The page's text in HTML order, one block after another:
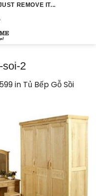
REMOVE IT...
soi-2
in Tủ Bếp Gỗ Sồi